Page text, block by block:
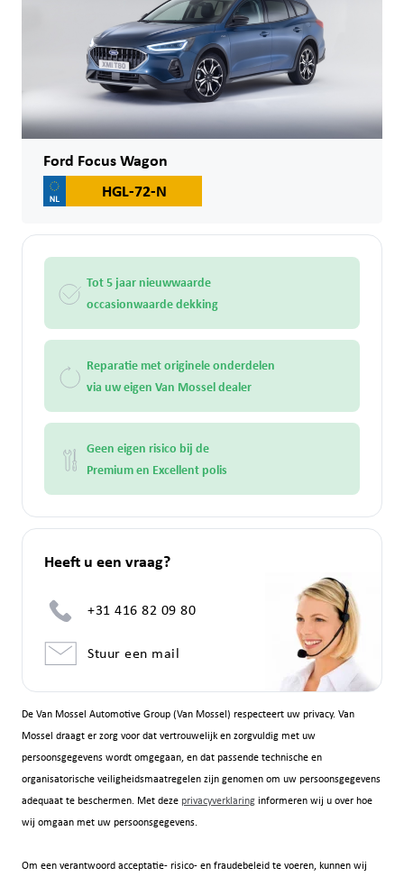
De Van Mossel Automotive Group (Van Mossel) respecteert uw privacy. Van
Mossel draagt er zorg voor dat vertrouwelijk en zorgvuldig met uw
persoonsgegevens wordt omgegaan, en dat passende technische en
organisatorische veiligheidsmaatregelen zijn genomen om uw persoonsgegevens
adequaat te beschermen. Met deze privacyverklaringinformeren wij u over hoe
wij omgaan met uw persoonsgegevens.
Om een verantwoord acceptatie- risico- en fraudebeleid te voeren, kunnen wij
Ford Focus Wagon
HGL-72-N
Tot 5 jaar nieuwwaarde
occasionwaarde dekking
Reparatie met originele onderdelen
via uw eigen Van Mossel dealer
Geen eigen risico bij de
Premium en Excellent polis
Heeft u een vraag?
+31 416 82 09 80
Stuur een mail